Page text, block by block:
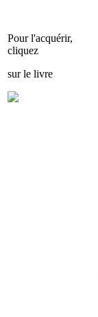
Pour l'acquérir,
cliquez
sur le livre